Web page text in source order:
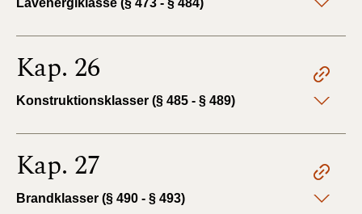
Lavenergiklasse (§ 473 - § 484)
Kap. 26
Konstruktionsklasser (§ 485 - § 489)
Kap. 27
Brandklasser (§ 490 - § 493)